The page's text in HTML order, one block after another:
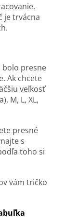
je trvácna
bolo presne
Ak chcete
veľkosť
M, L, XL,
presné
s
toho si
vám tričko